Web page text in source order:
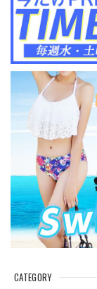
CATEGORY